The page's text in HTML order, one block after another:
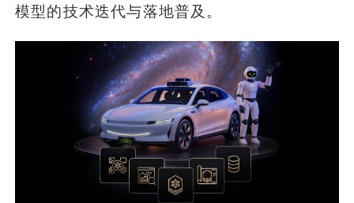
模型的技术迭代与落地普及。